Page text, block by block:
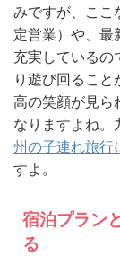
みですが、ここ
定営業）や、最
充実しているの
り遊び回るこ
高の笑顔が見ら
なりますよね。
州の子連れ旅行
すよ。
宿泊プラン
る